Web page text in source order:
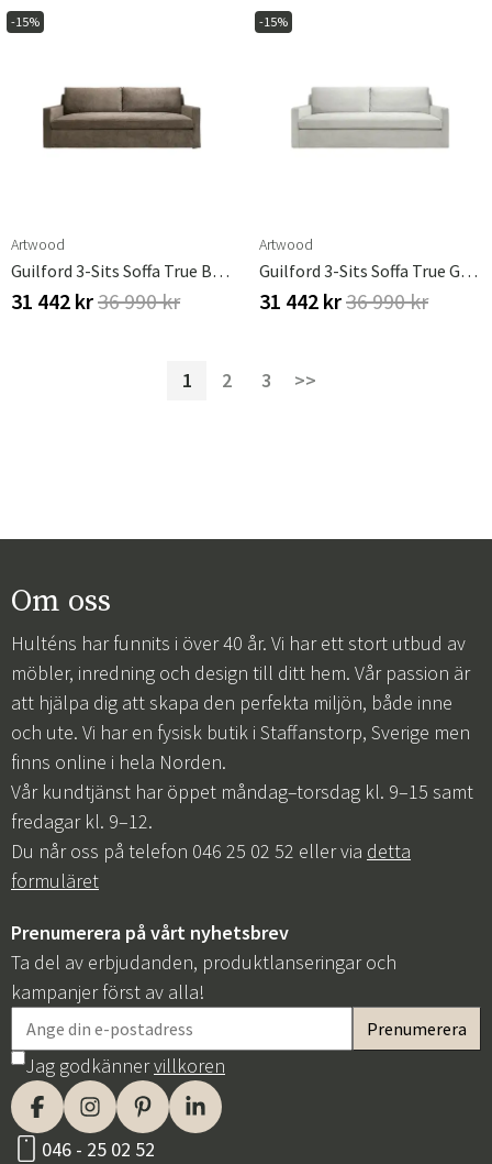
-15%
Artwood
Guilford 3-Sits Soffa True Brown
31 442 kr36 990 kr
-15%
Artwood
Guilford 3-Sits Soffa True Grey
31 442 kr36 990 kr
1 2 3 >>
Om oss
Hulténs har funnits i över 40 år. Vi har ett stort utbud av
möbler, inredning och design till ditt hem. Vår passion är
att hjälpa dig att skapa den perfekta miljön, både inne
och ute. Vi har en fysisk butik i Staffanstorp, Sverige men
finns online i hela Norden.
Vår kundtjänst har öppet måndag–torsdag kl. 9–15 samt
fredagar kl. 9–12.
Du når oss på telefon 046 25 02 52 eller via detta
formuläret
Prenumerera på vårt nyhetsbrev
Ta del av erbjudanden, produktlanseringar och
kampanjer först av alla!
Jag godkännervillkoren
046 - 25 02 52